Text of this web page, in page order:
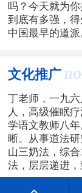
吗？今天就为
到底有多强，
中国最早的道
文化推广
丁老师，一九
人，高级催眠
学语文教师八
晰。从事道法
山三奶法，综
法，层层递进